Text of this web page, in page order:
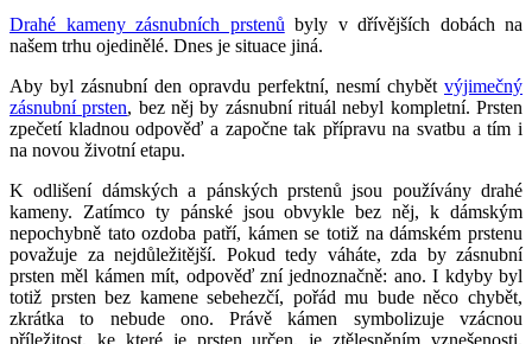
Drahé kameny zásnubních prstenů byly v dřívějších dobách na
našem trhu ojedinělé. Dnes je situace jiná.
Aby byl zásnubní den opravdu perfektní, nesmí chybět výjimečný
zásnubní prsten, bez něj by zásnubní rituál nebyl kompletní. Prsten
zpečetí kladnou odpověď a započne tak přípravu na svatbu a tím i
na novou životní etapu.
K odlišení dámských a pánských prstenů jsou používány drahé
kameny. Zatímco ty pánské jsou obvykle bez něj, k dámským
nepochybně tato ozdoba patří, kámen se totiž na dámském prstenu
považuje za nejdůležitější. Pokud tedy váháte, zda by zásnubní
prsten měl kámen mít, odpověď zní jednoznačně: ano. I kdyby byl
totiž prsten bez kamene sebehezčí, pořád mu bude něco chybět,
zkrátka to nebude ono. Právě kámen symbolizuje vzácnou
příležitost, ke které je prsten určen, je ztělesněním vznešenosti.